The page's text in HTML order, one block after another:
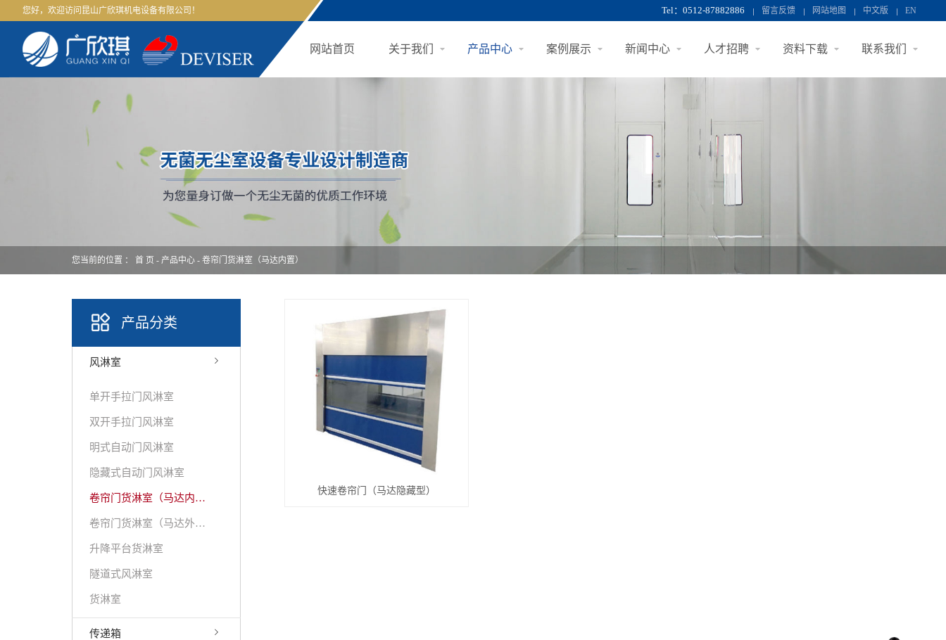
您好，欢迎访问昆山广欣琪机电设备有限公司！ Tel：0512-87882886 留言反馈 网站地图 中文版 EN
网站首页 关于我们 产品中心 案例展示 新闻中心 人才招聘 资料下载 联系我们
您当前的位置 ： 首 页 - 产品中心 - 卷帘门货淋室（马达内置）
产品分类
风淋室
单开手拉门风淋室
双开手拉门风淋室
明式自动门风淋室
隐藏式自动门风淋室
卷帘门货淋室（马达内置）
卷帘门货淋室（马达外挂）
升降平台货淋室
隧道式风淋室
货淋室
传递箱
快速卷帘门（马达隐藏型）